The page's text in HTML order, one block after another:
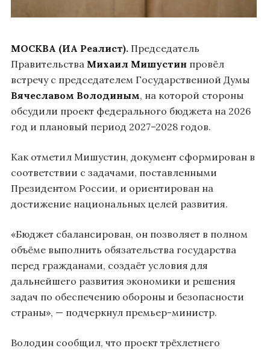
МОСКВА (ИА Реалист). Председатель
Правительства Михаил Мишустин провёл
встречу с председателем Государственной Думы
Вячеславом Володиным, на которой стороны
обсудили проект федерального бюджета на 2026
год и плановый период 2027–2028 годов.
Как отметил Мишустин, документ сформирован в
соответствии с задачами, поставленными
Президентом России, и ориентирован на
достижение национальных целей развития.
«Бюджет сбалансирован, он позволяет в полном
объёме выполнить обязательства государства
перед гражданами, создаёт условия для
дальнейшего развития экономики и решения
задач по обеспечению обороны и безопасности
страны», — подчеркнул премьер-министр.
Володин сообщил, что проект трёхлетнего